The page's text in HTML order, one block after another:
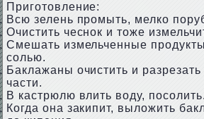
Приготовление:
Всю зелень промыть, мелко
Очистить чеснок и тоже
Смешать измельченные
солью.
Баклажаны очистить и
части.
В кастрюлю влить воду, посолить.
Когда она закипит, выложить